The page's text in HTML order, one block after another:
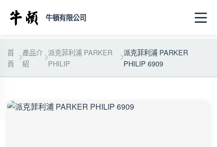
牛頓有限公司
首
頁
產品介
紹
派克菲利浦 PARKER
PHILIP
派克菲利浦 PARKER
PHILIP 6909